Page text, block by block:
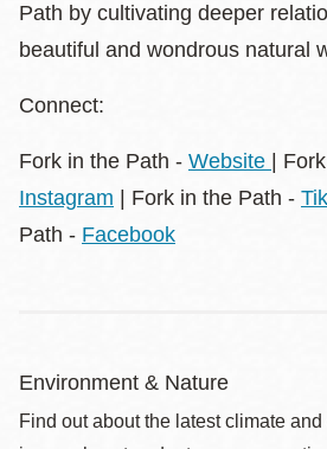
Path by cultivating deeper
beautiful and wondrous natural
Connect:
Fork in the Path - Website
|
Instagram | Fork in the Path -
Path - Facebook
Environment & Nature
Find out about the latest climate and